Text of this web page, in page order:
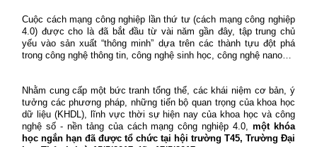
Cuộc cách mạng công nghiệp lần thứ tư (cách mạng công nghiệp
4.0) được cho là đã bắt đầu từ vài năm gần đây, tập trung chủ
yếu vào sản xuất “thông minh” dựa trên các thành tựu đột phá
trong công nghệ thông tin, công nghệ sinh học, công nghệ nano…
Nhằm cung cấp một bức tranh tổng thể, các khái niệm cơ bản, ý
tưởng các phương pháp, những tiến bộ quan trọng của khoa học
dữ liệu (KHDL), lĩnh vực thời sự hiện nay của khoa học và công
nghệ số - nền tảng của cách mạng công nghiệp 4.0,một khóa
học ngắn hạn đã được tổ chức tại hội trường T45, Trường Đại